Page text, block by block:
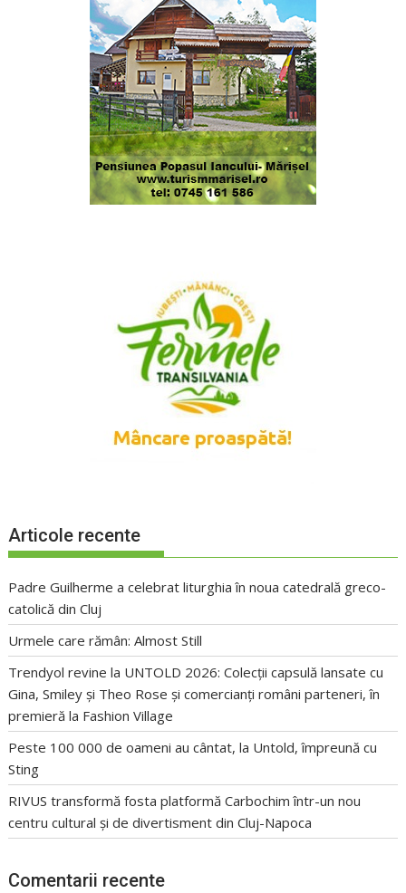
Articole recente
Padre Guilherme a celebrat liturghia în noua catedrală greco-
catolică din Cluj
Urmele care rămân: Almost Still
Trendyol revine la UNTOLD 2026: Colecții capsulă lansate cu
Gina, Smiley și Theo Rose și comercianți români parteneri, în
premieră la Fashion Village
Peste 100 000 de oameni au cântat, la Untold, împreună cu
Sting
RIVUS transformă fosta platformă Carbochim într-un nou
centru cultural și de divertisment din Cluj-Napoca
Comentarii recente